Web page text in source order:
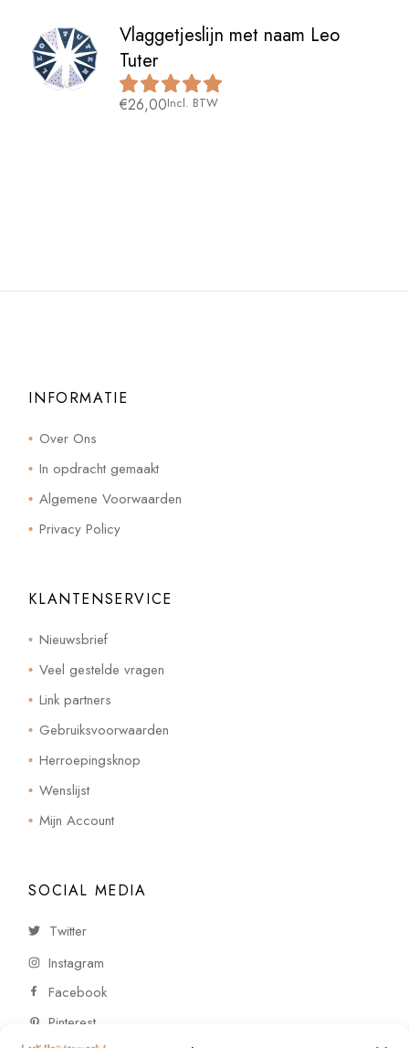
Vlaggetjeslijn met naam Leo
Tuter
€26,00Incl. BTW
INFORMATIE
Over Ons
In opdracht gemaakt
Algemene Voorwaarden
Privacy Policy
KLANTENSERVICE
Nieuwsbrief
Veel gestelde vragen
Link partners
Gebruiksvoorwaarden
Herroepingsknop
Wenslijst
Mijn Account
SOCIAL MEDIA
Twitter
Instagram
Facebook
Pinterest